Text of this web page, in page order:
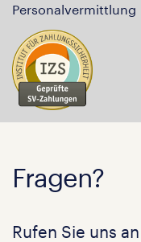
Personalvermittlung
Fragen?
Rufen Sie uns an